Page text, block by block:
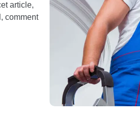
article,
comment